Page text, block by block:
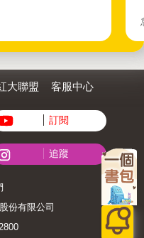
大聯盟 客服中心
訂閱
追蹤
份有限公司